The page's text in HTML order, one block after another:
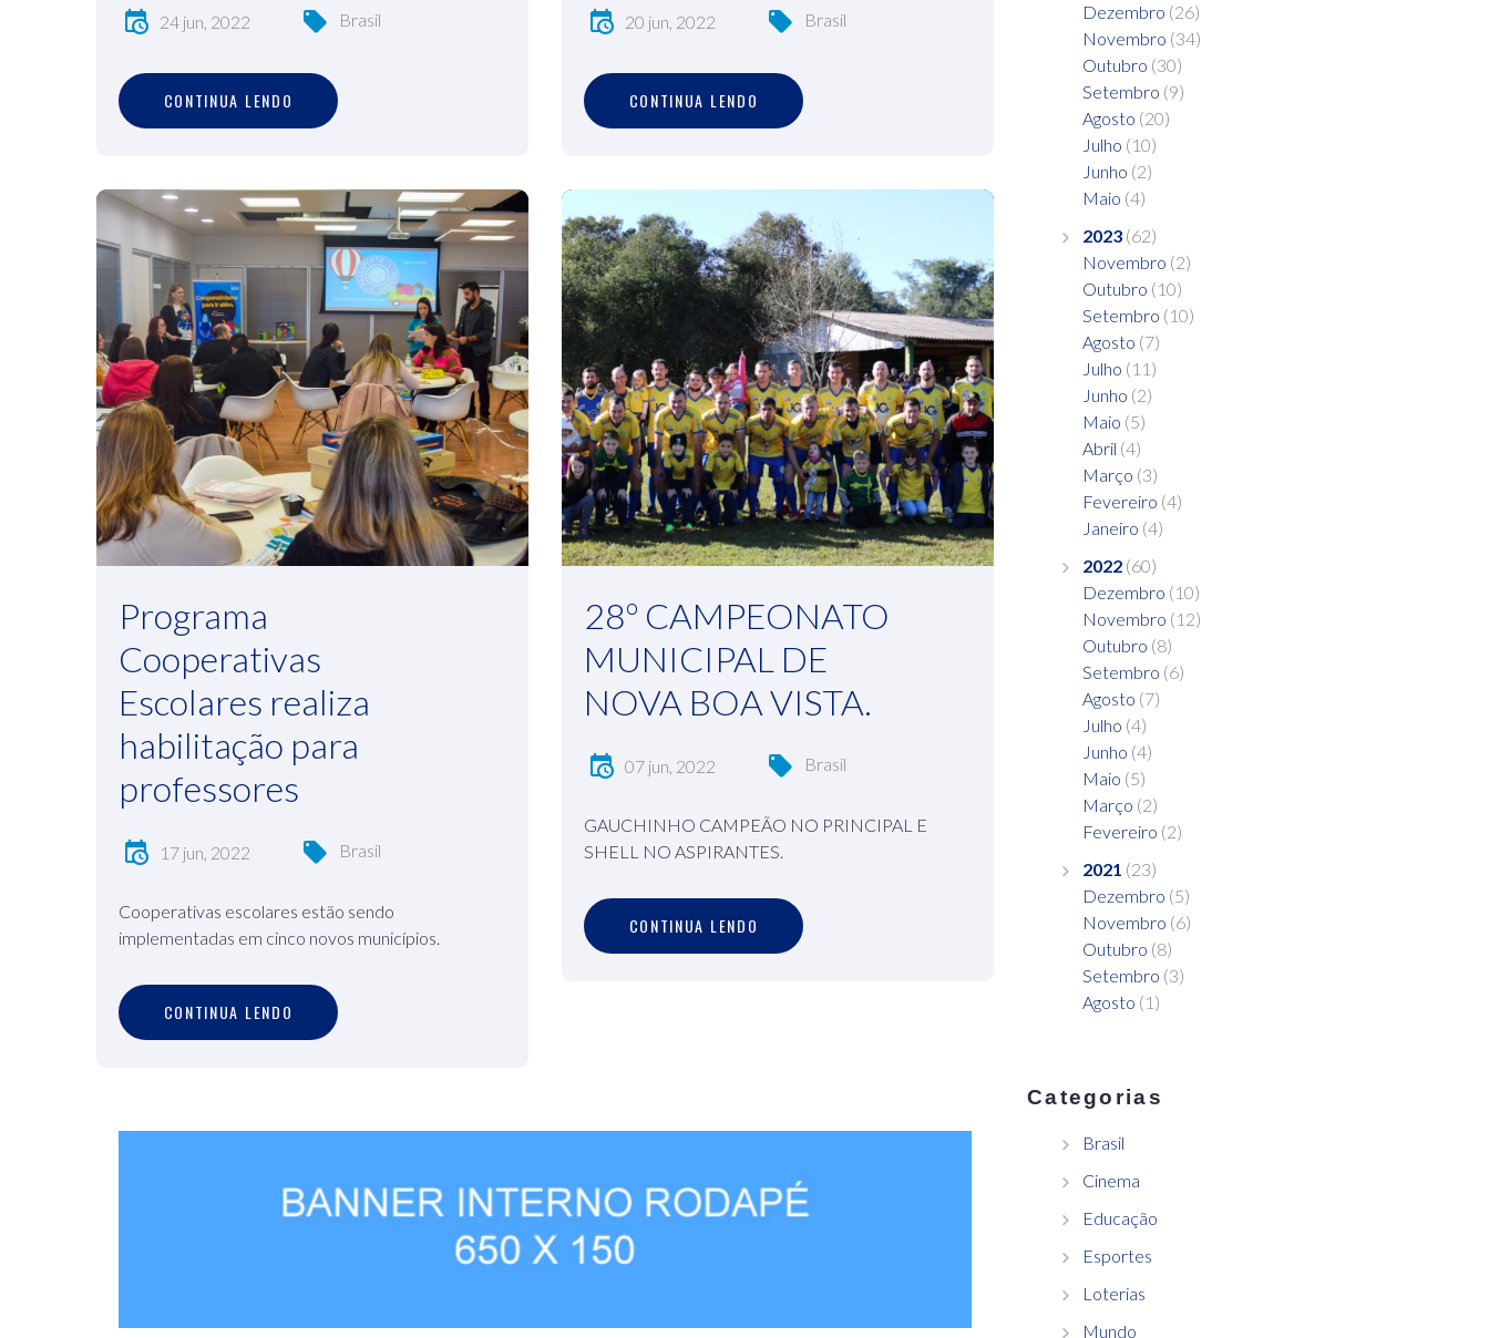
24 jun, 2022 Brasil
CONTINUA LENDO
20 jun, 2022 Brasil
CONTINUA LENDO
Programa
Cooperativas
Escolares realiza
habilitação para
professores
17 jun, 2022 Brasil
Cooperativas escolares estão sendo
implementadas em cinco novos municípios.
CONTINUA LENDO
28º CAMPEONATO
MUNICIPAL DE
NOVA BOA VISTA.
07 jun, 2022 Brasil
GAUCHINHO CAMPEÃO NO PRINCIPAL E
SHELL NO ASPIRANTES.
CONTINUA LENDO
Dezembro (26)
Novembro (34)
Outubro (30)
Setembro (9)
Agosto (20)
Julho (10)
Junho (2)
Maio (4)
2023 (62)
Novembro (2)
Outubro (10)
Setembro (10)
Agosto (7)
Julho (11)
Junho (2)
Maio (5)
Abril (4)
Março (3)
Fevereiro (4)
Janeiro (4)
2022 (60)
Dezembro (10)
Novembro (12)
Outubro (8)
Setembro (6)
Agosto (7)
Julho (4)
Junho (4)
Maio (5)
Março (2)
Fevereiro (2)
2021 (23)
Dezembro (5)
Novembro (6)
Outubro (8)
Setembro (3)
Agosto (1)
Categorias
Brasil
Cinema
Educação
Esportes
Loterias
Mundo